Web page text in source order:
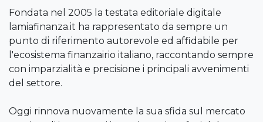
Fondata nel 2005 la testata editoriale digitale
lamiafinanza.it ha rappresentato da sempre un
punto di riferimento autorevole ed affidabile per
l'ecosistema finanzairio italiano, raccontando sempre
con imparzialità e precisione i principali avvenimenti
del settore.
Oggi rinnova nuovamente la sua sfida sul mercato